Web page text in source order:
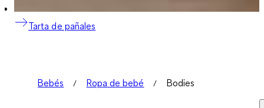
Tarta de pañales
Bebés Ropa de bebé Bodies